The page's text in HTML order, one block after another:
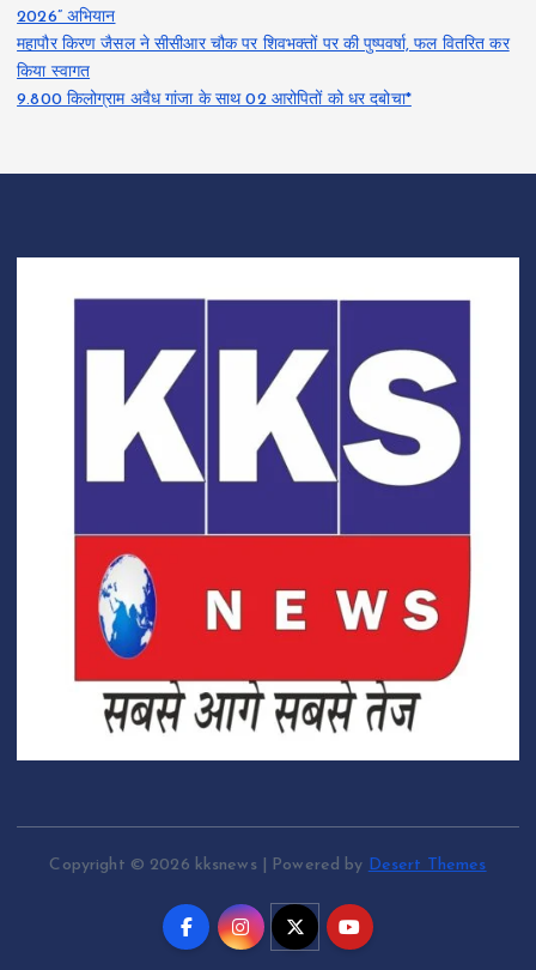
2026” अभियान
महापौर किरण जैसल ने सीसीआर चौक पर शिवभक्तों पर की पुष्पवर्षा, फल वितरित कर
किया स्वागत
9.800 किलोग्राम अवैध गांजा के साथ 02 आरोपितों को धर दबोचा*
Copyright © 2026 kksnews | Powered by Desert Themes